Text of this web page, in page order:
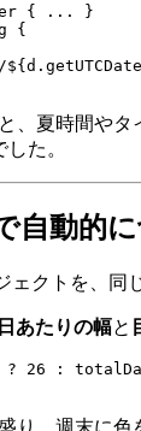
{ ... }
{
、夏時間や
た。
自動的
ェクトを、同
あたりの幅と
? 26 :
り、週末に色